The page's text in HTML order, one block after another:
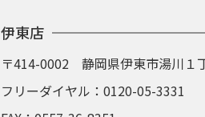
伊東店
〒414-0002 静岡県伊東市湯川１
フリーダイヤル： 0120-05-3331